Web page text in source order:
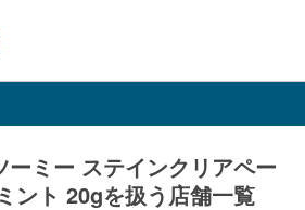
ミー ステインクリアペー
ント 20gを扱う店舗一覧